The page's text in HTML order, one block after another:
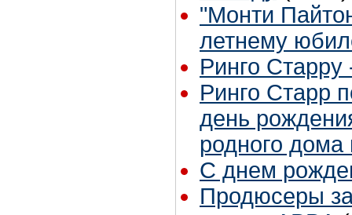
"Монти
летнему
Ринго Старру
Ринго Старр
день
родного дома
С днем
Продюсеры